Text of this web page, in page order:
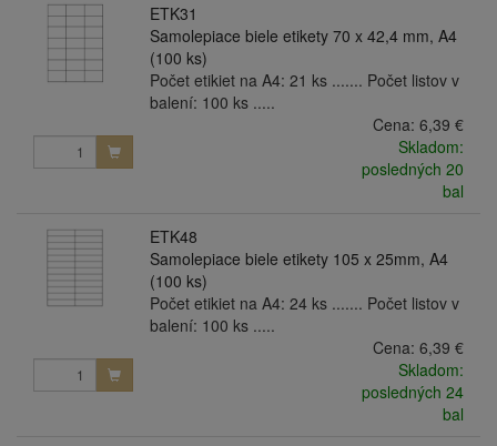
ETK31
Samolepiace biele etikety 70 x 42,4 mm, A4
(100 ks)
Počet etikiet na A4: 21 ks ....... Počet listov v
balení: 100 ks .....
Cena: 6,39 €
Skladom:
posledných 20
bal
ETK48
Samolepiace biele etikety 105 x 25mm, A4
(100 ks)
Počet etikiet na A4: 24 ks ....... Počet listov v
balení: 100 ks .....
Cena: 6,39 €
Skladom:
posledných 24
bal